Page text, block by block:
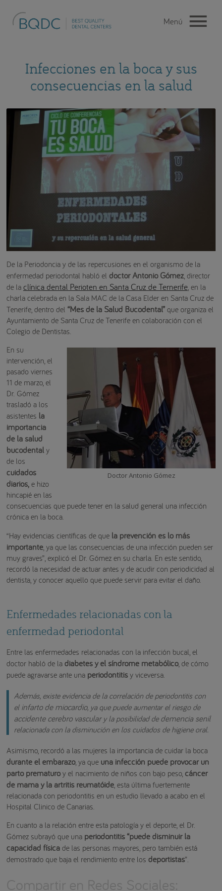
Infecciones en la boca y sus
consecuencias en la salud
De la Periodoncia y de las repercusiones en el organismo de la
enfermedad periodontal habló el doctor Antonio Gómez, director
de la clínica dental Perioten en Santa Cruz de Ternerife, en la
charla celebrada en la Sala MAC de la Casa Elder en Santa Cruz de
Tenerife, dentro del “Mes de la Salud Bucodental”que organiza el
Ayuntamiento de Santa Cruz de Tenerife en colaboración con el
Colegio de Dentistas.
Doctor Antonio Gómez
En su
intervención, el
pasado viernes
11 de marzo, el
Dr. Gómez
trasladó a los
asistentes la
importancia
de la salud
bucodentaly
de los
cuidados
diarios,e hizo
hincapié en las
consecuencias que puede tener en la salud general una infección
crónica en la boca.
“Hay evidencias científicas de que la prevención es lo más
importante, ya que las consecuencias de una infección pueden ser
muy graves”, explicó el Dr. Gómez en su charla. En este sentido,
recordó la necesidad de actuar antes y de acudir con periodicidad al
dentista, y conocer aquello que puede servir para evitar el daño.
Enfermedades relacionadas con la
enfermedad periodontal
Entre las enfermedades relacionadas con la infección bucal, el
doctor habló de la diabetes y el síndrome metabólico, de cómo
puede agravarse ante una periodontitis y viceversa.
Además, existe evidencia de la correlación de periodontitis con
el infarto de miocardio, ya que puede aumentar el riesgo de
accidente cerebro vasculary la posibilidad de demencia senil
relacionada con la disminución en los cuidados de higiene oral.
Asimismo, recordó a las mujeres la importancia de cuidar la boca
durante el embarazo, ya que una infección puede provocar un
parto prematuroy el nacimiento de niños con bajo peso, cáncer
de mama y la artritis reumatóide, esta última fuertemente
relacionada con periodontitis en un estudio llevado a acabo en el
Hospital Clinico de Canarias.
En cuanto a la relación entre esta patología y el deporte, el Dr.
Gómez subrayó que una periodontitis “puede disminuir la
capacidad físicade las personas mayores, pero también está
demostrado que baja el rendimiento entre los deportistas”.